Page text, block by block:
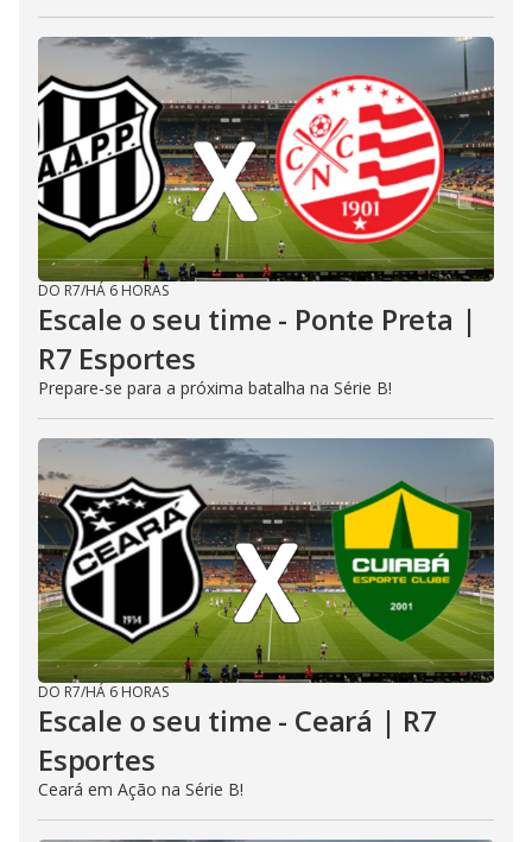
DO R7/HÁ 6 HORAS
Escale o seu time - Ponte Preta |
R7 Esportes
Prepare-se para a próxima batalha na Série B!
DO R7/HÁ 6 HORAS
Escale o seu time - Ceará | R7
Esportes
Ceará em Ação na Série B!